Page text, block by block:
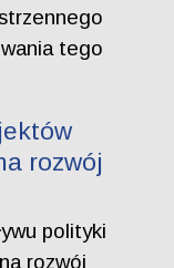
tego
rozwój
polityki
rozwój